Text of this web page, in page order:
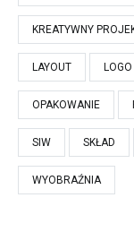
KREATYWNY
LAYOUT LOGO
OPAKOWANIE
SIW SKŁAD
WYOBRAŹNIA